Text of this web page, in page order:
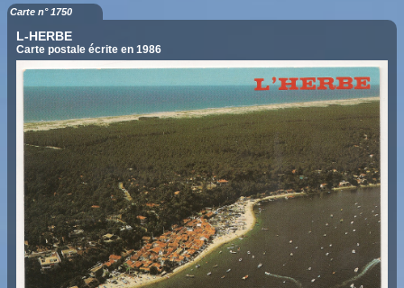
Carte n° 1750
L-HERBE
Carte postale écrite en 1986